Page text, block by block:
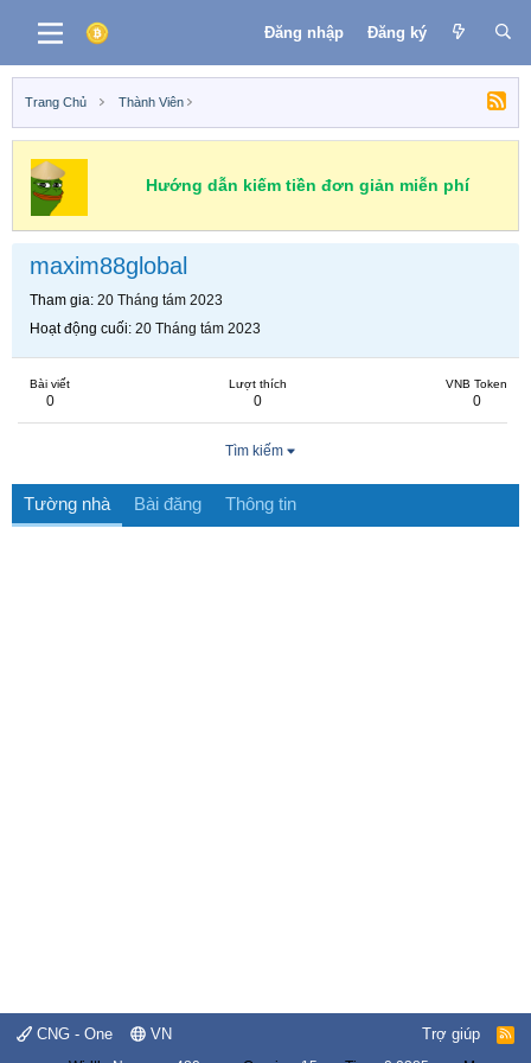
Đăng nhập Đăng ký
Trang Chủ Thành Viên
Hướng dẫn kiếm tiền đơn giản miễn phí
maxim88global
Tham gia 20 Tháng tám 2023
Hoạt động cuối 20 Tháng tám 2023
Bài viết
0
Lượt thích
0
VNB Token
0
Tìm kiếm
Tường nhà Bài đăng Thông tin
CNG - One VN Trợ giúp
R